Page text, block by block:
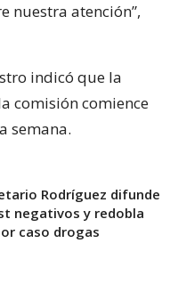
nuestra atención”,
indicó que la
comisión comience
semana.
Rodríguez difunde
negativos y redobla
caso drogas